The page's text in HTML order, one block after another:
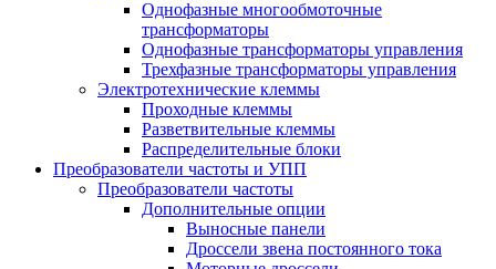
Однофазные многообмоточные
трансформаторы
Однофазные трансформаторы управления
Трехфазные трансформаторы управления
Электротехнические клеммы
Проходные клеммы
Разветвительные клеммы
Распределительные блоки
Преобразователи частоты и УПП
Преобразователи частоты
Дополнительные опции
Выносные панели
Дроссели звена постоянного тока